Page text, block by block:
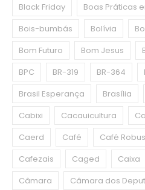
Black Friday
Boas Práticas
Bois-bumbás
Bolívia
Bom Futuro
Bom Jesus
BPC
BR-319 BR-364
Brasil Esperança
Brasília
Cabixi
Cacauicultura
Caerd
Café
Café
Cafezais
Caged Caixa
Câmara
Câmara dos